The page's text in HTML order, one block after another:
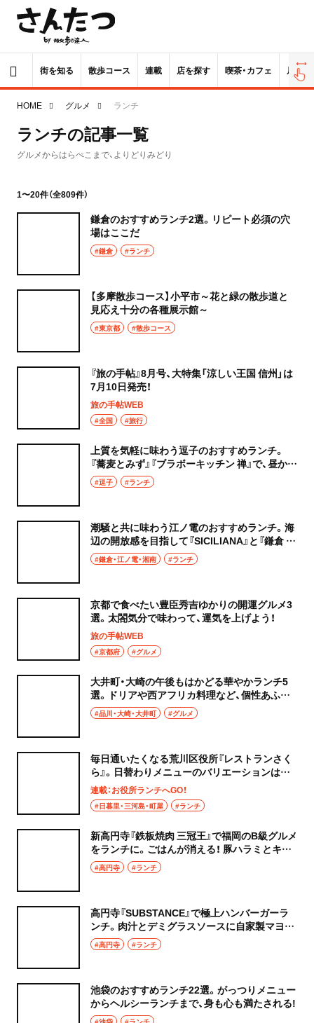
街を知る 散歩コース 連載 店を探す 喫茶・カフェ 居酒屋
HOME グルメ ランチ
ランチの記事一覧
グルメからはらぺこまで、よりどりみどり
1〜20件（全809件）
鎌倉のおすすめランチ2選。リピート必須の穴
場はここだ
#鎌倉 #ランチ
【多摩散歩コース】小平市～花と緑の散歩道と
見応え十分の各種展示館～
#東京都 #散歩コース
『旅の手帖』8月号、大特集「涼しい王国 信州」は
7月10日発売！
旅の手帖WEB
#全国 #旅行
上質を気軽に味わう逗子のおすすめランチ。
『蕎麦とみず』『ブラボーキッチン 禅』で、昼から
ほどけるごちそうタイムを
#逗子 #ランチ
潮騒と共に味わう江ノ電のおすすめランチ。海
辺の開放感を目指して『SICILIANA』と『鎌倉 松
原庵 青』へGO！
#鎌倉・江ノ電・湘南 #ランチ
京都で食べたい豊臣秀吉ゆかりの開運グルメ3
選。太閤気分で味わって、運気を上げよう！
旅の手帖WEB
#京都府 #グルメ
大井町・大崎の午後もはかどる華やかランチ5
選。ドリアや西アフリカ料理など、個性あふれ
る美味でパワーチャージ ！
#品川・大崎・大井町 #グルメ
毎日通いたくなる荒川区役所『レストランさく
ら』。日替わりメニューのバリエーションは毎
月60種類以上！
連載：お役所ランチへGO！
#日暮里・三河島・町屋 #ランチ
新高円寺『鉄板焼肉 三冠王』で福岡のB級グルメ
をランチに。ごはんが消える！ 豚ハラミとキャ
ベツの鉄板焼肉
#高円寺 #ランチ
高円寺『SUBSTANCE』で極上ハンバーガーラ
ンチ。肉汁とデミグラスソースに自家製マヨネ
ーズが決め手！
#高円寺 #ランチ
池袋のおすすめランチ22選。がっつりメニュー
からヘルシーランチまで、身も心も満たされる!
#池袋 #ランチ